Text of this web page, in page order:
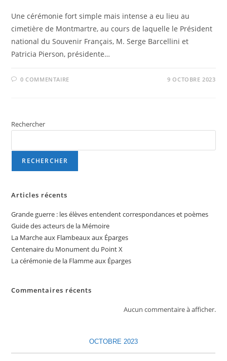
Une cérémonie fort simple mais intense a eu lieu au
cimetière de Montmartre, au cours de laquelle le Président
national du Souvenir Français, M. Serge Barcellini et
Patricia Pierson, présidente…
0 COMMENTAIRE 9 OCTOBRE 2023
Rechercher
RECHERCHER
Articles récents
Grande guerre : les élèves entendent correspondances et poèmes
Guide des acteurs de la Mémoire
La Marche aux Flambeaux aux Éparges
Centenaire du Monument du Point X
La cérémonie de la Flamme aux Éparges
Commentaires récents
Aucun commentaire à afficher.
OCTOBRE 2023